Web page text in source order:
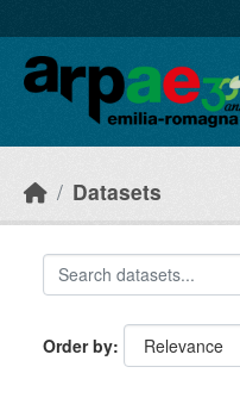
Datasets
Order by